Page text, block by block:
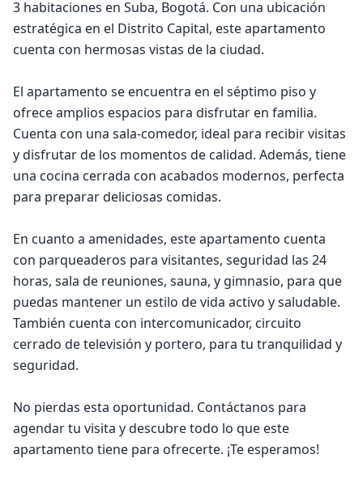
3 habitaciones en Suba, Bogotá. Con una ubicación
estratégica en el Distrito Capital, este apartamento
cuenta con hermosas vistas de la ciudad.
El apartamento se encuentra en el séptimo piso y
ofrece amplios espacios para disfrutar en familia.
Cuenta con una sala-comedor, ideal para recibir visitas
y disfrutar de los momentos de calidad. Además, tiene
una cocina cerrada con acabados modernos, perfecta
para preparar deliciosas comidas.
En cuanto a amenidades, este apartamento cuenta
con parqueaderos para visitantes, seguridad las 24
horas, sala de reuniones, sauna, y gimnasio, para que
puedas mantener un estilo de vida activo y saludable.
También cuenta con intercomunicador, circuito
cerrado de televisión y portero, para tu tranquilidad y
seguridad.
No pierdas esta oportunidad. Contáctanos para
agendar tu visita y descubre todo lo que este
apartamento tiene para ofrecerte. ¡Te esperamos!